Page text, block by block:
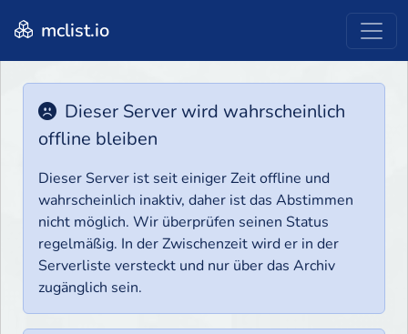
mclist.io
Dieser Server wird wahrscheinlich
offline bleiben
Dieser Server ist seit einiger Zeit offline und
wahrscheinlich inaktiv, daher ist das Abstimmen
nicht möglich. Wir überprüfen seinen Status
regelmäßig. In der Zwischenzeit wird er in der
Serverliste versteckt und nur über das Archiv
zugänglich sein.